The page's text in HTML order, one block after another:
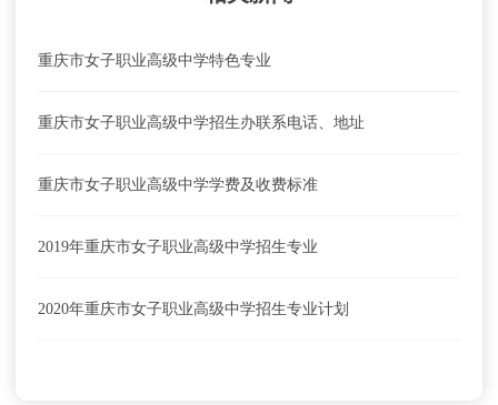
重庆市女子职业高级中学特色专业
重庆市女子职业高级中学招生办联系电话、地址
重庆市女子职业高级中学学费及收费标准
2019年重庆市女子职业高级中学招生专业
2020年重庆市女子职业高级中学招生专业计划